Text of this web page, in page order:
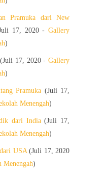
Pramuka dari New
17, 2020 -Gallery
)
(Juli 17, 2020 -Gallery
)
Pramuka (Juli 17,
Menengah)
dari India(Juli 17,
Menengah)
USA(Juli 17, 2020
Menengah)